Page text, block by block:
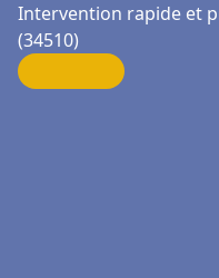
Intervention rapide et
(34510)